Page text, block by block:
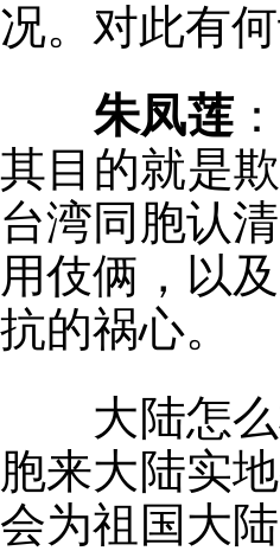
况。对此有
朱凤莲
其目的就是
台湾同胞认
用伎俩，以
抗的祸心。
大陆怎么
胞来大陆实
会为祖国大